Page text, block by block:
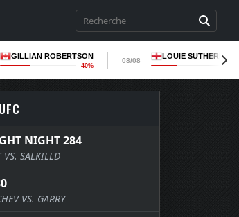
GILLIAN ROBERTSON
40%
08/08
LOUIE
NIGHT 284
VS. SALKILLD
VS. GARRY